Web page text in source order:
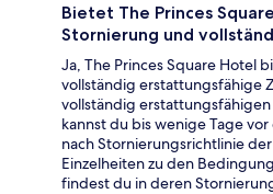
Bietet The Princes
Stornierung und
Ja, The Princes Square Hotel
vollständig erstattungsfähige
vollständig
kannst du bis wenige Tage
nach Stornierungsrichtlinie
Einzelheiten zu den
findest du in deren